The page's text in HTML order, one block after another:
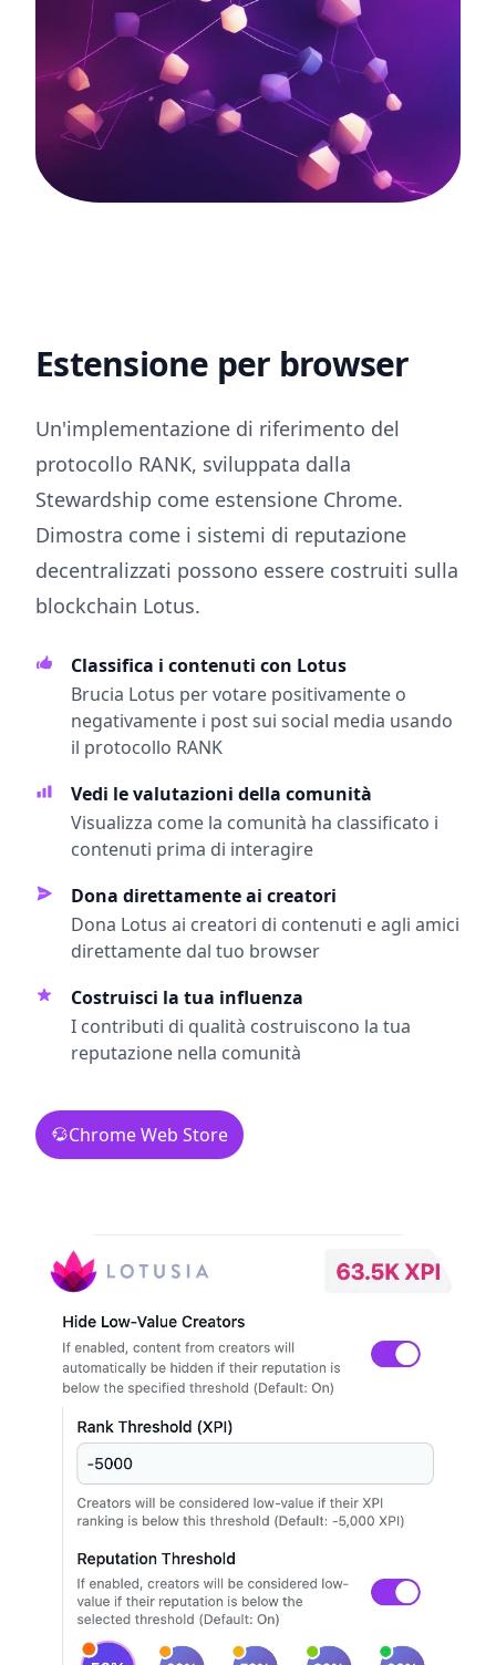
Estensione per browser
Un'implementazione di riferimento del
protocollo RANK, sviluppata dalla
Stewardship come estensione Chrome.
Dimostra come i sistemi di reputazione
decentralizzati possono essere costruiti sulla
blockchain Lotus.
Classifica i contenuti con Lotus
Brucia Lotus per votare positivamente o
negativamente i post sui social media usando
il protocollo RANK
Vedi le valutazioni della comunità
Visualizza come la comunità ha classificato i
contenuti prima di interagire
Dona direttamente ai creatori
Dona Lotus ai creatori di contenuti e agli amici
direttamente dal tuo browser
Costruisci la tua influenza
I contributi di qualità costruiscono la tua
reputazione nella comunità
Chrome Web Store